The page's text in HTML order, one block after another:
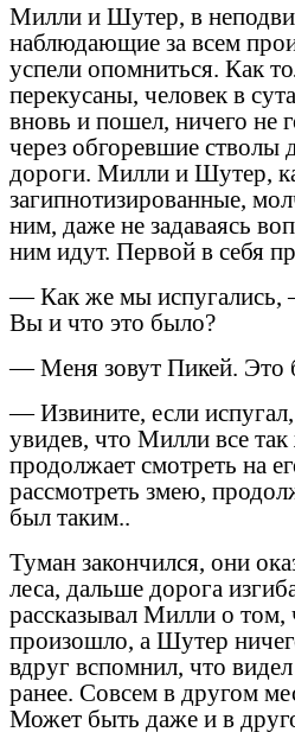
Милли и Шутер, в
наблюдающие за всем
успели опомниться. Как
перекусаны, человек в
вновь и пошел, ничего не
через обгоревшие стволы
дороги. Милли и Шутер,
загипнотизированные,
ним, даже не задаваясь
ним идут. Первой в себя
— Как же мы испугались,
Вы и что это было?
— Меня зовут Пикей. Это
— Извините, если
увидев, что Милли все
продолжает смотреть на
рассмотреть змею,
был таким..
Туман закончился, они
леса, дальше дорога
рассказывал Милли о том,
произошло, а Шутер
вдруг вспомнил, что
ранее. Совсем в другом
Может быть даже и в